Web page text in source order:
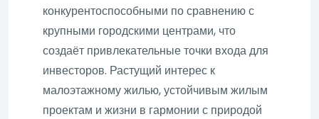
конкурентоспособными по сравнению с
крупными городскими центрами, что
создаёт привлекательные точки входа для
инвесторов. Растущий интерес к
малоэтажному жилью, устойчивым жилым
проектам и жизни в гармонии с природой